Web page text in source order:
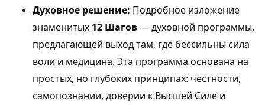
Духовное решение: Подробное изложение
знаменитых 12 Шагов— духовной программы,
предлагающей выход там, где бессильны сила
воли и медицина. Эта программа основана на
простых, но глубоких принципах: честности,
самопознании, доверии к Высшей Силе и